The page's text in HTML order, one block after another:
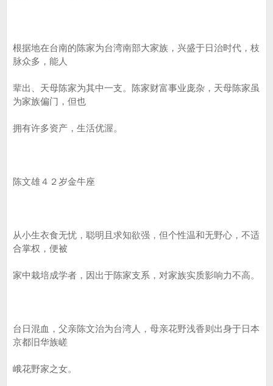
根据地在台南的陈家为台湾南部大家族，兴盛于日治时代，枝
脉众多，能人
辈出、天母陈家为其中一支。陈家财富事业庞杂，天母陈家虽
为家族偏门，但也
拥有许多资产，生活优渥。
陈文雄４２岁金牛座
从小生衣食无忧，聪明且求知欲强，但个性温和无野心，不适
合掌权，便被
家中栽培成学者，因出于陈家支系，对家族实质影响力不高。
台日混血，父亲陈文治为台湾人，母亲花野浅香则出身于日本
京都旧华族嵯
峨花野家之女。